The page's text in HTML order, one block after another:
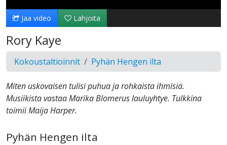
Jaa video Lahjoita
Rory Kaye
Kokoustaltioinnit Pyhän Hengen ilta
Miten uskovaisen tulisi puhua ja rohkaista ihmisiä.
Musiikista vastaa Marika Blomerus lauluyhtye. Tulkkina
toimii Maija Harper.
Pyhän Hengen ilta